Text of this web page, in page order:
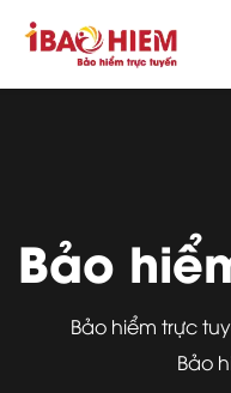
Bảo
Bảo hiểm trực
Bảo